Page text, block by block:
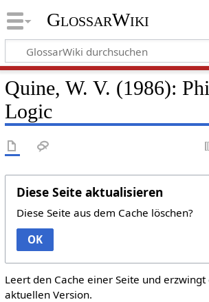
GlossarWiki
Quine, W. V. (1986):
Logic
Diese Seite aktualisieren
Diese Seite aus dem Cache löschen?
OK
Leert den Cache einer Seite und
aktuellen Version.